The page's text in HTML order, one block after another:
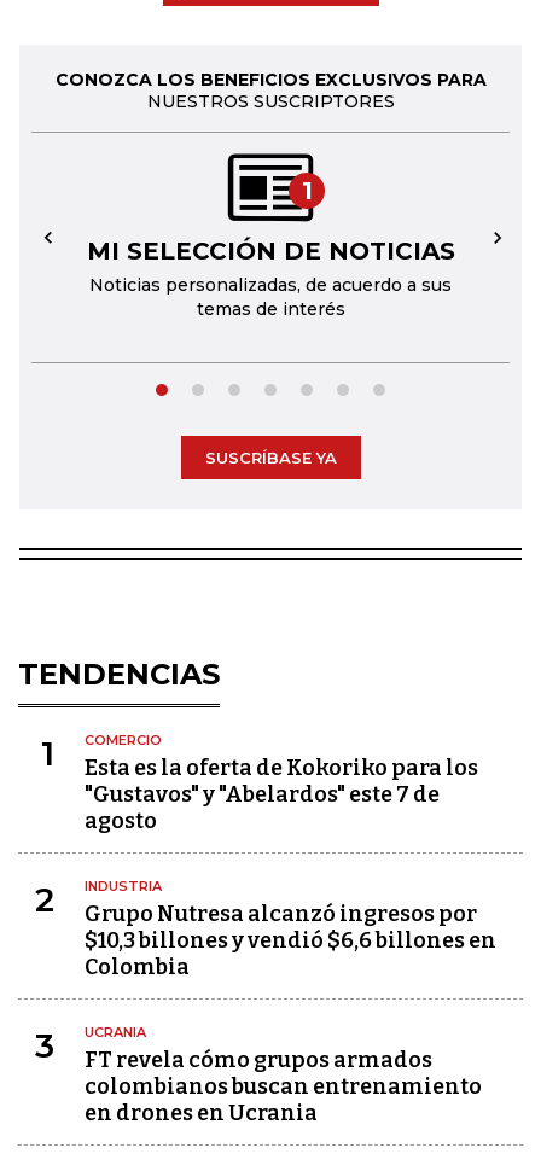
CONOZCA LOS BENEFICIOS EXCLUSIVOS PARA
NUESTROS SUSCRIPTORES
1
MI SELECCIÓN DE NOTICIAS
Noticias personalizadas, de acuerdo a sus
temas de interés
← →
SUSCRÍBASE YA
TENDENCIAS
1 COMERCIO
Esta es la oferta de Kokoriko para los
"Gustavos" y "Abelardos" este 7 de
agosto
2 INDUSTRIA
Grupo Nutresa alcanzó ingresos por
$10,3 billones y vendió $6,6 billones en
Colombia
3 UCRANIA
FT revela cómo grupos armados
colombianos buscan entrenamiento
en drones en Ucrania